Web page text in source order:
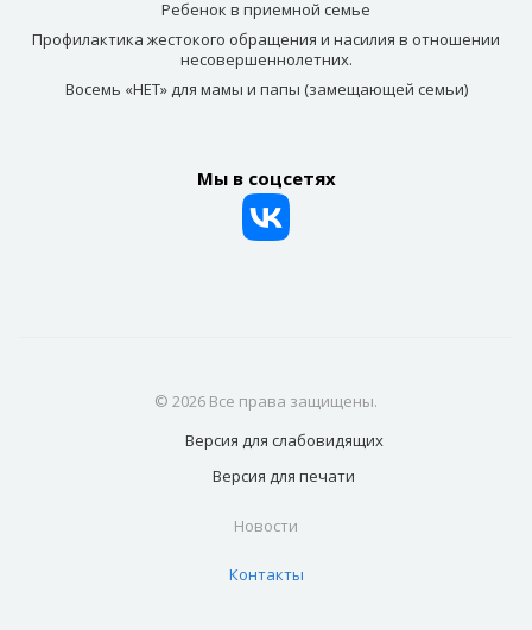
Ребенок в приемной семье
Профилактика жестокого обращения и насилия в отношении
несовершеннолетних.
Восемь «НЕТ» для мамы и папы (замещающей семьи)
Мы в соцсетях
© 2026 Все права защищены.
Версия для слабовидящих
Версия для печати
Новости
Контакты